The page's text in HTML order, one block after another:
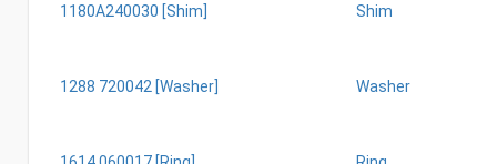
1180A240030 [Shim] Shim
1288 720042 [Washer] Washer